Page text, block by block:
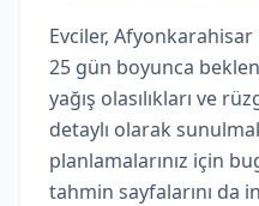
Evciler,
25 gün boyunca
yağış olasılıkları ve
detaylı olarak
planlamalarınız için
tahmin sayfalarını da